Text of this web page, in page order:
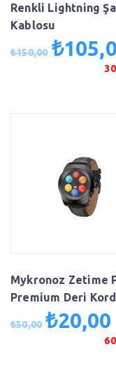
Renkli Lightning
Kablosu
₺150,00 Orijinal
₺
Mykronoz Zetime
Premium Deri
₺50,00 Orijinal
₺20,00